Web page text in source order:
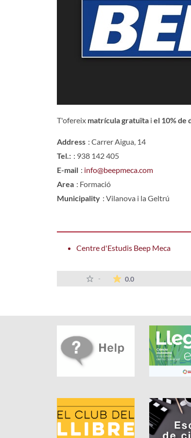
T'ofereix matrícula gratuïta i el 10% de
Address : Carrer Aigua, 14
Tel.: : 938 142 405
E-mail : info@beepmeca.com
Area : Formació
Municipality : Vilanova i la Geltrú
Centre d'Estudis Beep Meca
- 0.0The average